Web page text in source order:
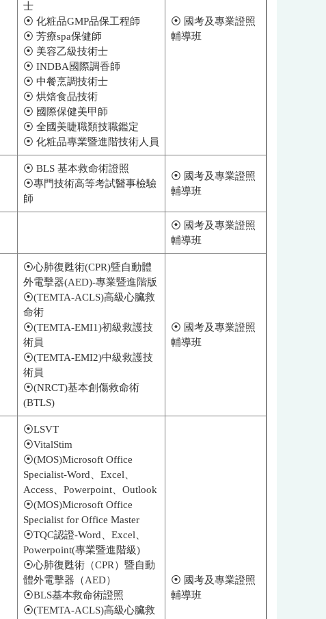
士
⦿ 化粧品GMP品保工程師
⦿ 芳療spa保健師
⦿ 美容乙級技術士
⦿ INDBA國際調香師
⦿ 中餐烹調技術士
⦿ 烘焙食品技術
⦿ 國際保健美甲師
⦿ 全國美睫職類技職鑑定
⦿ 化粧品專業暨進階技術人員
⦿ 國考及專業證照
輔導班
⦿ BLS 基本救命術證照
⦿專門技術高等考試醫事檢驗
師
⦿ 國考及專業證照
輔導班
⦿ 國考及專業證照
輔導班
⦿心肺復甦術(CPR)曁自動體
外電擊器(AED)-專業暨進階版
⦿(TEMTA-ACLS)高級心臟救
命術
⦿(TEMTA-EMI1)初級救護技
術員
⦿(TEMTA-EMI2)中級救護技
術員
⦿(NRCT)基本創傷救命術
(BTLS)
⦿ 國考及專業證照
輔導班
⦿LSVT
⦿VitalStim
⦿(MOS)Microsoft Office
Specialist-Word、Excel、
Access、Powerpoint、Outlook
⦿(MOS)Microsoft Office
Specialist for Office Master
⦿TQC認證-Word、Excel、
Powerpoint(專業暨進階級)
⦿心肺復甦術（CPR）暨自動
體外電擊器（AED）
⦿BLS基本救命術證照
⦿(TEMTA-ACLS)高級心臟救
⦿ 國考及專業證照
輔導班